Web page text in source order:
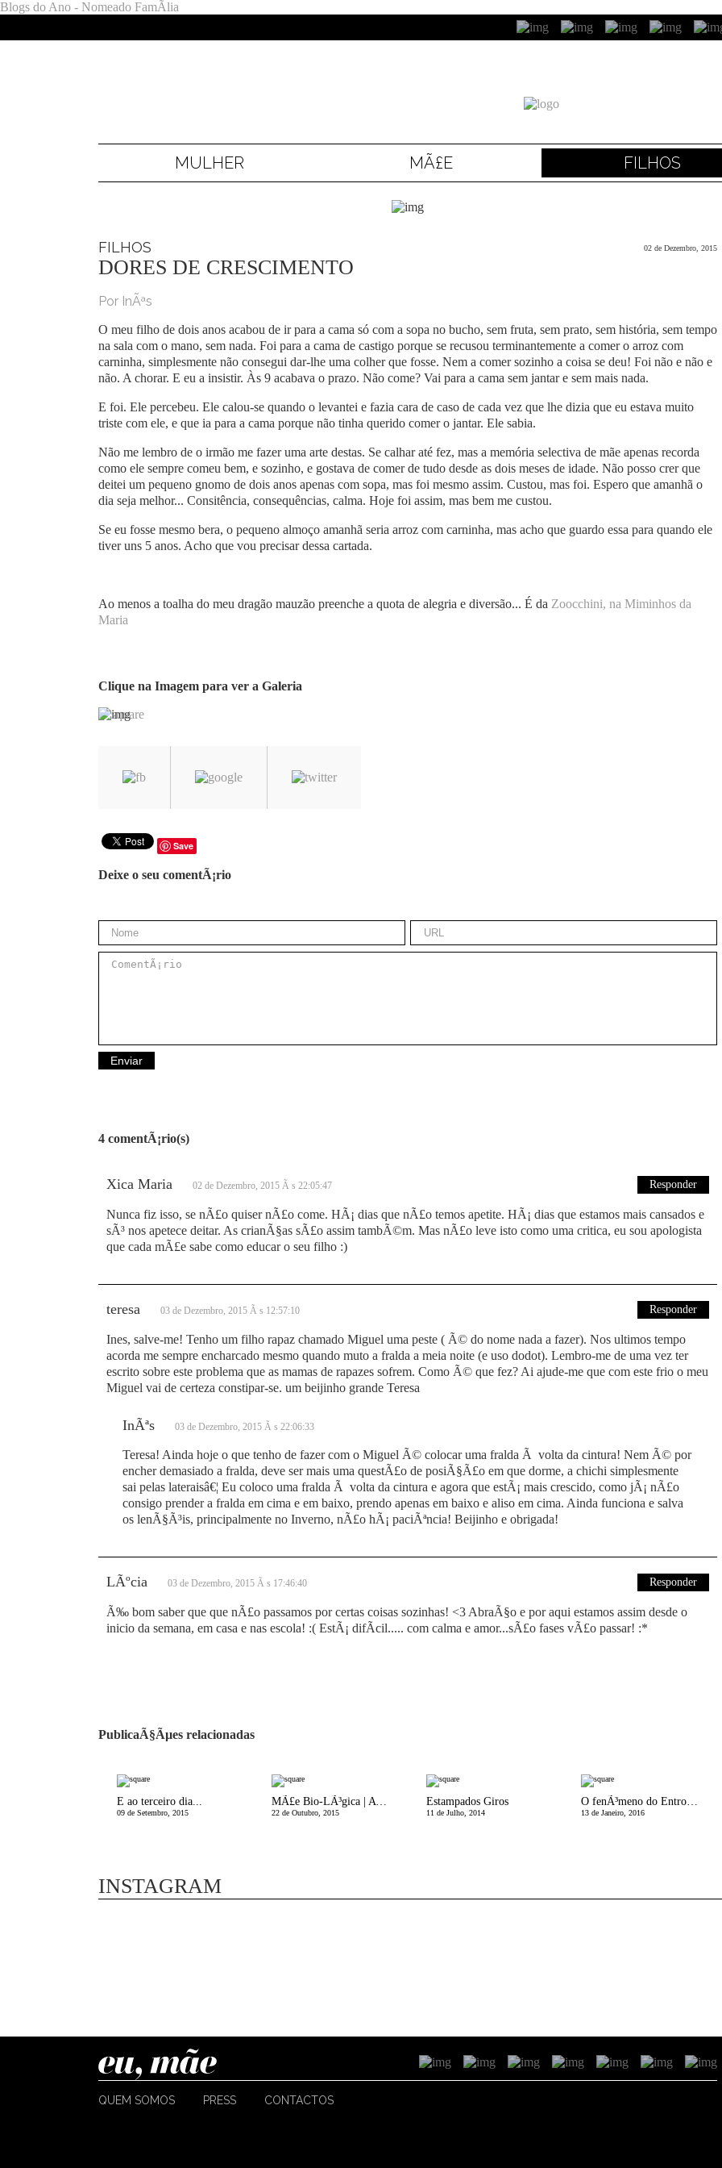
Blogs do Ano - Nomeado FamÃ­lia
MULHER MÃ£E FILHOS
FILHOS 02 de Dezembro, 2015
DORES DE CRESCIMENTO
Por InÃªs
O meu filho de dois anos acabou de ir para a cama só com a sopa no bucho, sem fruta, sem prato, sem história, sem tempo
na sala com o mano, sem nada. Foi para a cama de castigo porque se recusou terminantemente a comer o arroz com
carninha, simplesmente não consegui dar-lhe uma colher que fosse. Nem a comer sozinho a coisa se deu! Foi não e não e
não. A chorar. E eu a insistir. Às 9 acabava o prazo. Não come? Vai para a cama sem jantar e sem mais nada.
E foi. Ele percebeu. Ele calou-se quando o levantei e fazia cara de caso de cada vez que lhe dizia que eu estava muito
triste com ele, e que ia para a cama porque não tinha querido comer o jantar. Ele sabia.
Não me lembro de o irmão me fazer uma arte destas. Se calhar até fez, mas a memória selectiva de mãe apenas recorda
como ele sempre comeu bem, e sozinho, e gostava de comer de tudo desde as dois meses de idade. Não posso crer que
deitei um pequeno gnomo de dois anos apenas com sopa, mas foi mesmo assim. Custou, mas foi. Espero que amanhã o
dia seja melhor... Consitência, consequências, calma. Hoje foi assim, mas bem me custou.
Se eu fosse mesmo bera, o pequeno almoço amanhã seria arroz com carninha, mas acho que guardo essa para quando ele
tiver uns 5 anos. Acho que vou precisar dessa cartada.
Ao menos a toalha do meu dragão mauzão preenche a quota de alegria e diversão... É da Zoocchini, na Miminhos da
Maria
Clique na Imagem para ver a Galeria
Save
Deixe o seu comentÃ¡rio
4 comentÃ¡rio(s)
Xica Maria 02 de Dezembro, 2015 Ã s 22:05:47 Responder
Nunca fiz isso, se nÃ£o quiser nÃ£o come. HÃ¡ dias que nÃ£o temos apetite. HÃ¡ dias que estamos mais cansados e
sÃ³ nos apetece deitar. As crianÃ§as sÃ£o assim tambÃ©m. Mas nÃ£o leve isto como uma critica, eu sou apologista
que cada mÃ£e sabe como educar o seu filho :)
teresa 03 de Dezembro, 2015 Ã s 12:57:10 Responder
Ines, salve-me! Tenho um filho rapaz chamado Miguel uma peste ( Ã© do nome nada a fazer). Nos ultimos tempo
acorda me sempre encharcado mesmo quando muto a fralda a meia noite (e uso dodot). Lembro-me de uma vez ter
escrito sobre este problema que as mamas de rapazes sofrem. Como Ã© que fez? Ai ajude-me que com este frio o meu
Miguel vai de certeza constipar-se. um beijinho grande Teresa
InÃªs 03 de Dezembro, 2015 Ã s 22:06:33
Teresa! Ainda hoje o que tenho de fazer com o Miguel Ã© colocar uma fralda Ã volta da cintura! Nem Ã© por
encher demasiado a fralda, deve ser mais uma questÃ£o de posiÃ§Ã£o em que dorme, a chichi simplesmente
sai pelas lateraisâ€¦ Eu coloco uma fralda Ã volta da cintura e agora que estÃ¡ mais crescido, como jÃ¡ nÃ£o
consigo prender a fralda em cima e em baixo, prendo apenas em baixo e aliso em cima. Ainda funciona e salva
os lenÃ§Ã³is, principalmente no Inverno, nÃ£o hÃ¡ paciÃªncia! Beijinho e obrigada!
LÃºcia 03 de Dezembro, 2015 Ã s 17:46:40 Responder
Ã‰ bom saber que que nÃ£o passamos por certas coisas sozinhas! <3 AbraÃ§o e por aqui estamos assim desde o
inicio da semana, em casa e nas escola! :( EstÃ¡ difÃ­cil..... com calma e amor...sÃ£o fases vÃ£o passar! :*
PublicaÃ§Ãµes relacionadas
E ao terceiro dia...
09 de Setembro, 2015 22 de Outubro, 2015
Estampados Giros
11 de Julho, 2014
O fenÃ³meno do Entroncamento DomÃ©stico
13 de Janeiro, 2016
INSTAGRAM
QUEM SOMOS PRESS CONTACTOS